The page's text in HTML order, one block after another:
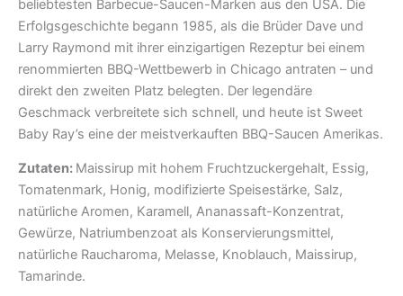
beliebtesten Barbecue-Saucen-Marken aus den USA. Die
Erfolgsgeschichte begann 1985, als die Brüder Dave und
Larry Raymond mit ihrer einzigartigen Rezeptur bei einem
renommierten BBQ-Wettbewerb in Chicago antraten – und
direkt den zweiten Platz belegten. Der legendäre
Geschmack verbreitete sich schnell, und heute ist Sweet
Baby Ray’s eine der meistverkauften BBQ-Saucen Amerikas.
Zutaten: Maissirup mit hohem Fruchtzuckergehalt, Essig,
Tomatenmark, Honig, modifizierte Speisestärke, Salz,
natürliche Aromen, Karamell, Ananassaft-Konzentrat,
Gewürze, Natriumbenzoat als Konservierungsmittel,
natürliche Raucharoma, Melasse, Knoblauch, Maissirup,
Tamarinde.